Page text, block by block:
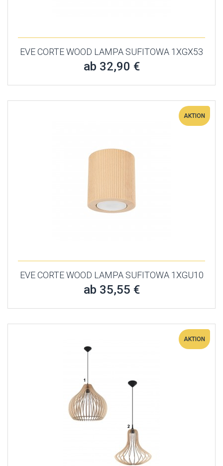
EVE CORTE WOOD LAMPA SUFITOWA 1XGX53
ab 32,90 €
AKTION
EVE CORTE WOOD LAMPA SUFITOWA 1XGU10
ab 35,55 €
AKTION